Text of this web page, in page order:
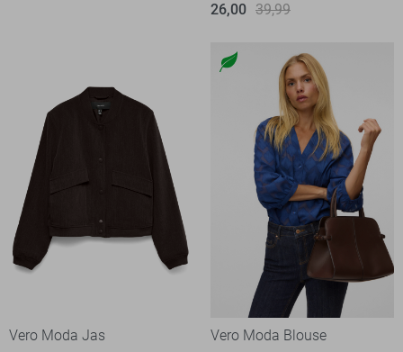
26,00 39,99
Vero Moda Jas
Vero Moda Blouse